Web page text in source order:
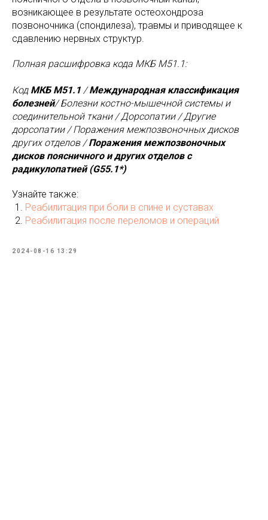
возникающее в результате остеохондроза
позвоночника (спондилеза), травмы и приводящее к
сдавлению нервных структур.
Полная расшифровка кода МКБ M51.1:
Код МКБ M51.1 /Международная классификация
болезней/ Болезни костно-мышечной системы и
соединительной ткани / Дорсопатии / Другие
дорсопатии / Поражения межпозвоночных дисков
других отделов /Поражения межпозвоночных
дисков поясничного и других отделов с
радикулопатией (G55.1*)
Узнайте также:
Реабилитация при боли в спине и суставах
Реабилитация после переломов и операций
2024-08-16 13:29